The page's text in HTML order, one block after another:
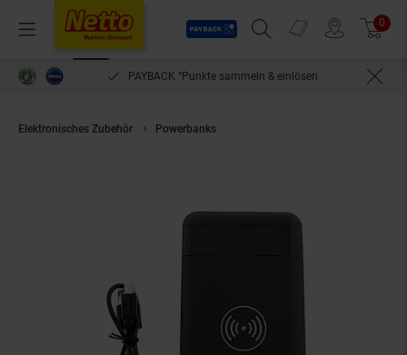
Menü
Payback
Suchfeld einblenden
Prospekte 0
PAYBACK °Punkte sammeln & einlösen
Elektronisches Zubehör Powerbanks